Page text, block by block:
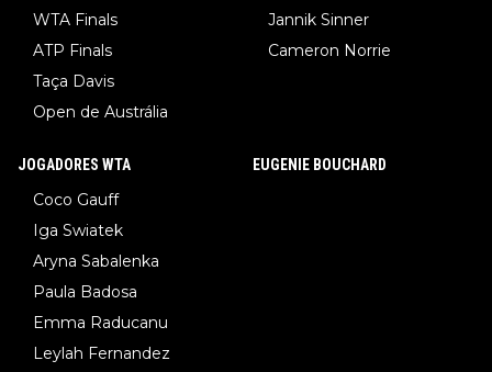
WTA Finals
ATP Finals
Taça Davis
Open de Austrália
Jannik Sinner
Cameron Norrie
JOGADORES WTA
Coco Gauff
Iga Swiatek
Aryna Sabalenka
Paula Badosa
Emma Raducanu
Leylah Fernandez
EUGENIE BOUCHARD